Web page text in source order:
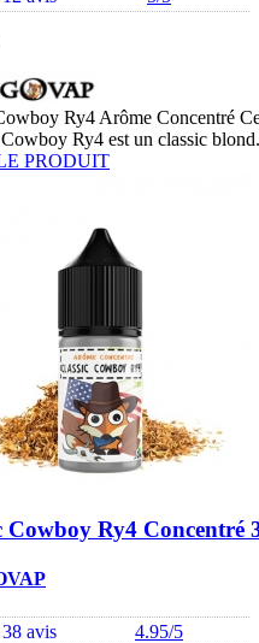
Ry4 Arôme Concentré
Ry4 est un classic
PRODUIT
Cowboy Ry4 Concentré
38 avis 4.95/5